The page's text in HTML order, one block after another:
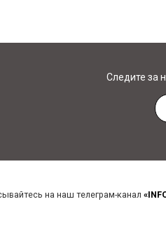
Следите за
на наш телеграм-канал